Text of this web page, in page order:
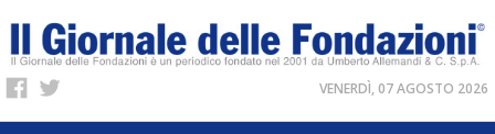
VENERDÌ, 07 AGOSTO 2026